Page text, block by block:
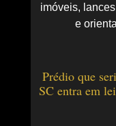
imóveis,
e
Prédio que
SC entra em